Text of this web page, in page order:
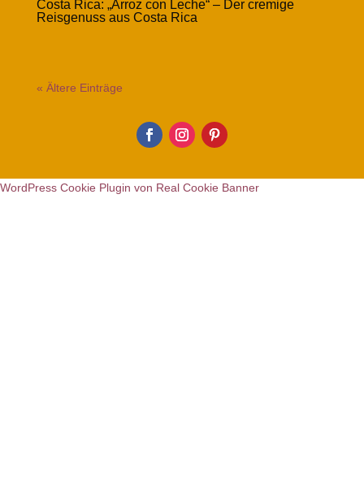
Costa Rica: „Arroz con Leche“ – Der cremige
Reisgenuss aus Costa Rica
« Ältere Einträge
WordPress Cookie Plugin von Real Cookie Banner